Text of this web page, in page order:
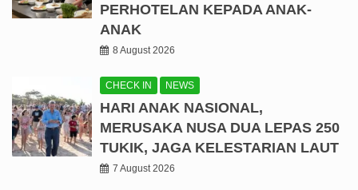
PERHOTELAN KEPADA ANAK-
ANAK
8 August 2026
CHECK IN NEWS
HARI ANAK NASIONAL,
MERUSAKA NUSA DUA LEPAS 250
TUKIK, JAGA KELESTARIAN LAUT
7 August 2026